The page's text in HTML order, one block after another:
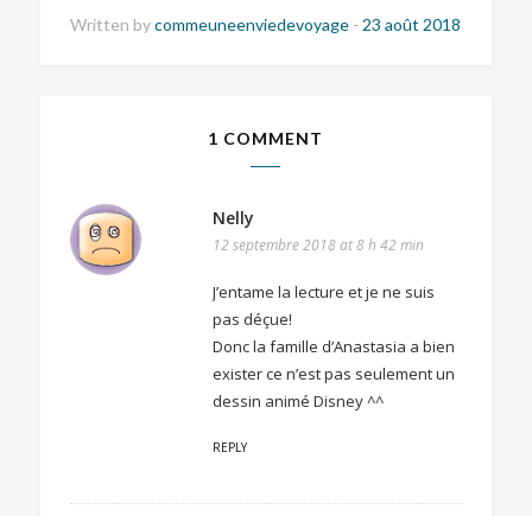
Written bycommeuneenviedevoyage - 23 août 2018
1 COMMENT
Nelly
12 septembre 2018 at 8 h 42 min
J’entame la lecture et je ne suis
pas déçue!
Donc la famille d’Anastasia a bien
exister ce n’est pas seulement un
dessin animé Disney ^^
REPLY